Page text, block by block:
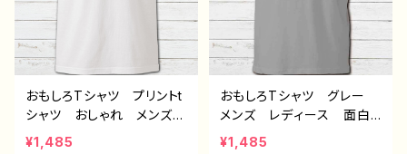
店／DailiMoon】名状しが
たいなにか 作：白夜ゆ
う G-6
ル：【月蝕ざっか店／DailyM
oon】ゆるいおさかな 作：
白夜ゆう G-6
おもしろTシャツ プリントt
シャツ おしゃれ メンズ
レディース 面白Tシャツ
¥1,485
おもしろTシャツ グレー
メンズ レディース 面白T
シャツ かわいい おしゃ
¥1,485